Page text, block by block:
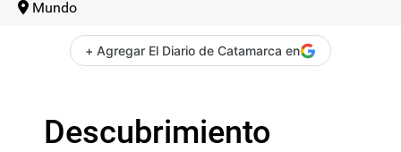
Mundo
+ Agregar El Diario de Catamarca en
Descubrimiento